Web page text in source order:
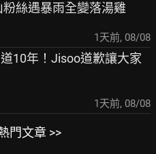
絲遇暴雨全變落湯雞
1天前, 08/08
10年！Jisoo道歉讓大家
1天前, 08/08
門文章 >>